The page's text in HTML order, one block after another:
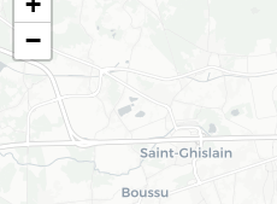
−